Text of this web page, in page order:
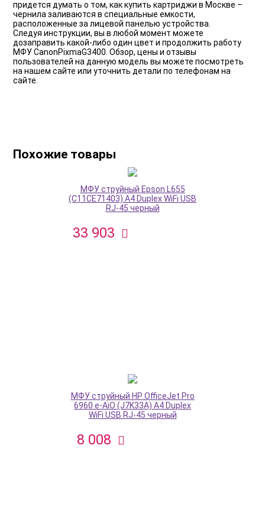
придется думать о том, как купить картриджи в Москве –
чернила заливаются в специальные емкости,
расположенные за лицевой панелью устройства.
Следуя инструкции, вы в любой момент можете
дозаправить какой-либо один цвет и продолжить работу
МФУ CanonPixmaG3400. Обзор, цены и отзывы
пользователей на данную модель вы можете посмотреть
на нашем сайте или уточнить детали по телефонам на
сайте.
Похожие товары
МФУ струйный Epson L655
(C11CE71403) A4 Duplex WiFi USB
RJ-45 черный
33 903
МФУ струйный HP OfficeJet Pro
6960 e-AiO (J7K33A) A4 Duplex
WiFi USB RJ-45 черный
8 008